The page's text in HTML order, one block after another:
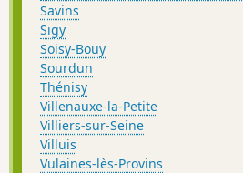
Savins
Sigy
Soisy-Bouy
Sourdun
Thénisy
Villenauxe-la-Petite
Villiers-sur-Seine
Villuis
Vulaines-lès-Provins